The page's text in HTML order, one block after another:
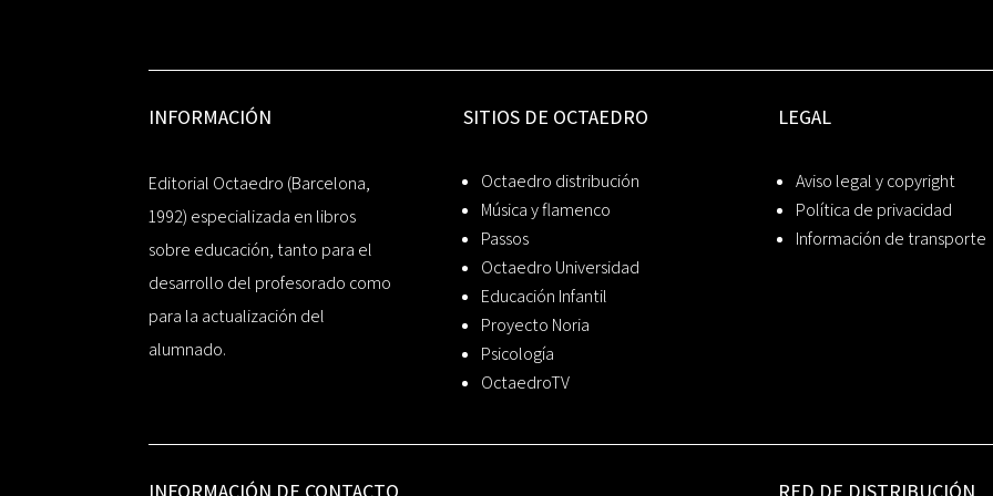
INFORMACIÓN
Editorial Octaedro (Barcelona,
1992) especializada en libros
sobre educación, tanto para el
desarrollo del profesorado como
para la actualización del
alumnado.
SITIOS DE OCTAEDRO
Octaedro distribución
Música y flamenco
Passos
Octaedro Universidad
Educación Infantil
Proyecto Noria
Psicología
OctaedroTV
LEGAL
Aviso legal y copyright
Política de privacidad
Información de transporte